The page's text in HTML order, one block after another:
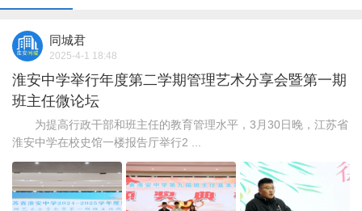
同城君
2025-4-1 18:48
淮安中学举行年度第二学期管理艺术分享会暨第一期
班主任微论坛
为提高行政干部和班主任的教育管理水平，3月30日晚，江苏省
淮安中学在校史馆一楼报告厅举行2 ...